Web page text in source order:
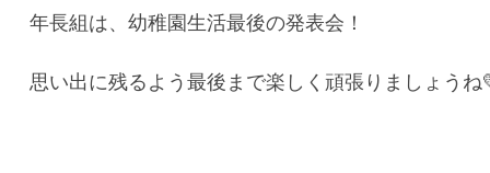
年長組は、幼稚園生活最後の発表会！
思い出に残るよう最後まで楽しく頑張りましょうね